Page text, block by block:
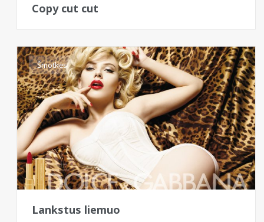
Copy cut cut
Šmotkės
Lankstus liemuo